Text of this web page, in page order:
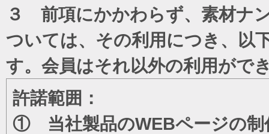
３ 前項にかかわらず、素材ナ
ついては、その利用につき、以
す。会員はそれ以外の利用がで
許諾範囲：
① 当社製品のWEBページの制